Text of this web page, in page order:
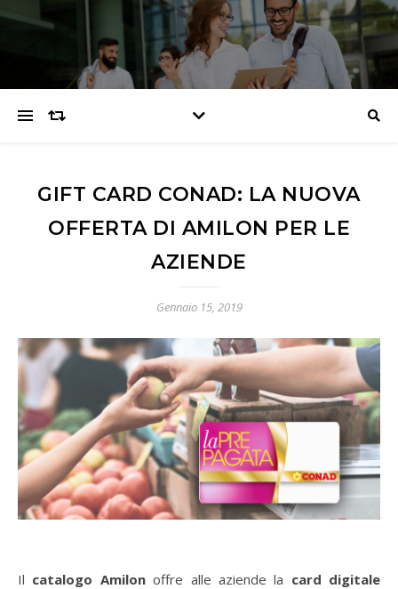
GIFT CARD CONAD: LA NUOVA
OFFERTA DI AMILON PER LE
AZIENDE
Gennaio 15, 2019
Il catalogo Amilonoffre alle aziende la card digitale